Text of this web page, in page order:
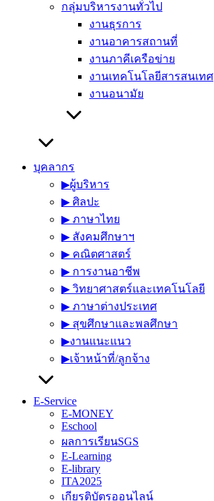
กลุ่มบริหารงานทั่วไป
งานธุรการ
งานอาคารสถานที่
งานภาคีเครือข่าย
งานเทคโนโลยีสารสนเทศ
งานอนามัย
บุคลากร
▶︎ผู้บริหาร
▶︎ ศิลปะ
▶︎ ภาษาไทย
▶︎ สังคมศึกษาฯ
▶︎ คณิตศาสตร์
▶︎ การงานอาชีพ
▶︎ วิทยาศาสตร์และเทคโนโลยี
▶︎ ภาษาต่างประเทศ
▶︎ สุขศึกษาและพลศึกษา
▶︎งานแนะแนว
▶︎เจ้าหน้าที่/ลูกจ้าง
E-Service
E-MONEY
Eschool
ผลการเรียนSGS
E-Learning
E-library
ITA2025
เกียรติบัตรออนไลน์